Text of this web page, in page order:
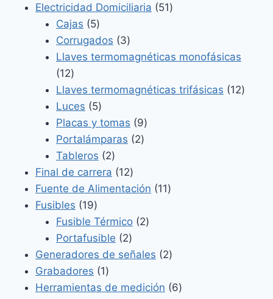
producto
Electricidad Domiciliaria 5151
Cajas 55
productos
Corrugados 33
productos
Llaves termomagnéticas monofásicas
1212
productos
Llaves termomagnéticas trifásicas 1212
Luces 55
productos
Placas y tomas 99
productos
Portalámparas 22
Tableros 22
productos
Final de carrera 1212
productos
Fuente de Alimentación 1111
Fusibles 1919
productos
Fusible Térmico 22
Portafusible 22
productos
Generadores de señales 22
Grabadores 11
producto
Herramientas de medición 66